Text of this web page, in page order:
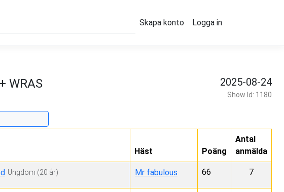
Skapa konto Logga in
WRAS
2025-08-24
Show Id: 1180
Häst Poäng
Antal
anmälda
Ungdom (20 år) Mr fabulous 66 7